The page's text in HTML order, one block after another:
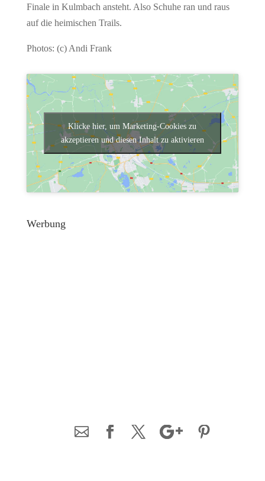
Finale in Kulmbach ansteht. Also Schuhe ran und raus
auf die heimischen Trails.
Photos: (c) Andi Frank
Klicke hier, um Marketing-Cookies zu
akzeptieren und diesen Inhalt zu aktivieren
Werbung